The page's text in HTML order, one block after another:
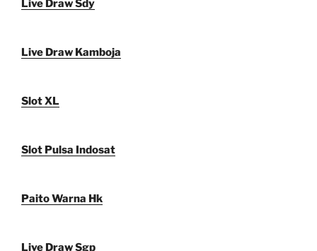
Live Draw Sdy
Live Draw Kamboja
Slot XL
Slot Pulsa Indosat
Paito Warna Hk
Live Draw Sgp